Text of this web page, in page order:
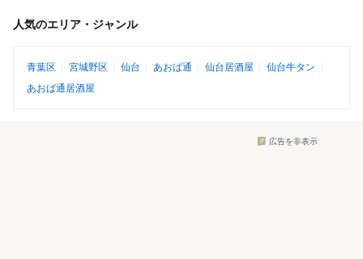
人気のエリア・ジャンル
青葉区 宮城野区 仙台 あおば通 仙台居酒屋
仙台牛タン
あおば通居酒屋
広告を非表示